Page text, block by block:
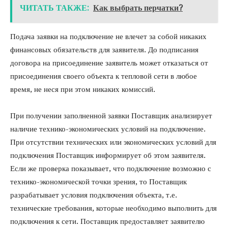
ЧИТАТЬ ТАКЖЕ: Как выбрать перчатки?
Подача заявки на подключение не влечет за собой никаких
финансовых обязательств для заявителя. До подписания
договора на присоединение заявитель может отказаться от
присоединения своего объекта к тепловой сети в любое
время, не неся при этом никаких комиссий.
При получении заполненной заявки Поставщик анализирует
наличие технико-экономических условий на подключение.
При отсутствии технических или экономических условий для
подключения Поставщик информирует об этом заявителя.
Если же проверка показывает, что подключение возможно с
технико-экономической точки зрения, то Поставщик
разрабатывает условия подключения объекта, т.е.
технические требования, которые необходимо выполнить для
подключения к сети. Поставщик предоставляет заявителю